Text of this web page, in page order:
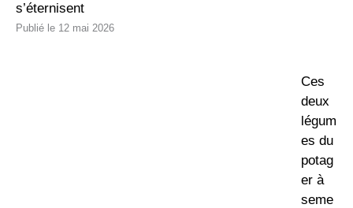
s’éternisent
12 mai 2026
Ces
deux
légum
es du
potag
er à
seme